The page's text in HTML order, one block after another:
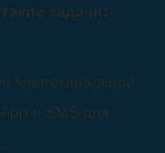
задачи:
многоканальной
и SMS для